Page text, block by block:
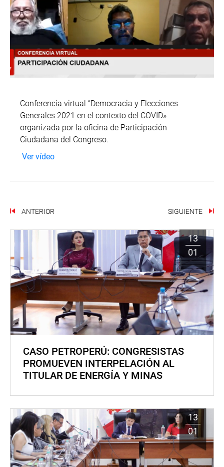
Conferencia virtual “Democracia y Elecciones
Generales 2021 en el contexto del COVID»
organizada por la oficina de Participación
Ciudadana del Congreso.
Ver vídeo
ANTERIOR SIGUIENTE
13
01
CASO PETROPERÚ: CONGRESISTAS
PROMUEVEN INTERPELACIÓN AL
TITULAR DE ENERGÍA Y MINAS
13
01